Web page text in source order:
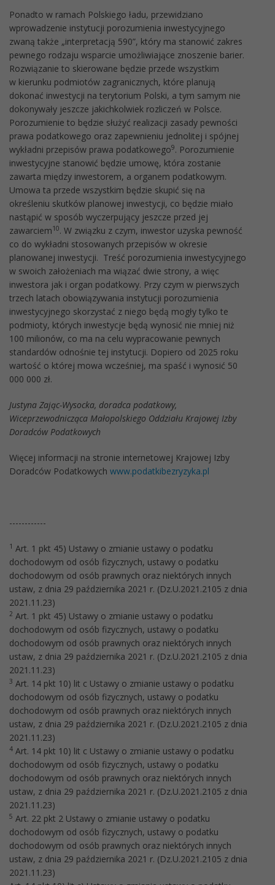
Ponadto w ramach Polskiego ładu, przewidziano
wprowadzenie instytucji porozumienia inwestycyjnego
zwaną także „interpretacją 590”, który ma stanowić zakres
pewnego rodzaju wsparcie umożliwiające znoszenie barier.
Rozwiązanie to skierowane będzie przede wszystkim
w kierunku podmiotów zagranicznych, które planują
dokonać inwestycji na terytorium Polski, a tym samym nie
dokonywały jeszcze jakichkolwiek rozliczeń w Polsce.
Porozumienie to będzie służyć realizacji zasady pewności
prawa podatkowego oraz zapewnieniu jednolitej i spójnej
wykładni przepisów prawa podatkowego9. Porozumienie
inwestycyjne stanowić będzie umowę, która zostanie
zawarta między inwestorem, a organem podatkowym.
Umowa ta przede wszystkim będzie skupić się na
określeniu skutków planowej inwestycji, co będzie miało
nastąpić w sposób wyczerpujący jeszcze przed jej
zawarciem10. W związku z czym, inwestor uzyska pewność
co do wykładni stosowanych przepisów w okresie
planowanej inwestycji. Treść porozumienia inwestycyjnego
w swoich założeniach ma wiązać dwie strony, a więc
inwestora jak i organ podatkowy. Przy czym w pierwszych
trzech latach obowiązywania instytucji porozumienia
inwestycyjnego skorzystać z niego będą mogły tylko te
podmioty, których inwestycje będą wynosić nie mniej niż
100 milionów, co ma na celu wypracowanie pewnych
standardów odnośnie tej instytucji. Dopiero od 2025 roku
wartość o której mowa wcześniej, ma spaść i wynosić 50
000 000 zł.
Justyna Zając-Wysocka, doradca podatkowy,
Wiceprzewodnicząca Małopolskiego Oddziału Krajowej Izby
Doradców Podatkowych
Więcej informacji na stronie internetowej Krajowej Izby
Doradców Podatkowych www.podatkibezryzyka.pl
------------
1 Art. 1 pkt 45) Ustawy o zmianie ustawy o podatku
dochodowym od osób fizycznych, ustawy o podatku
dochodowym od osób prawnych oraz niektórych innych
ustaw, z dnia 29 października 2021 r. (Dz.U.2021.2105 z dnia
2021.11.23)
2 Art. 1 pkt 45) Ustawy o zmianie ustawy o podatku
dochodowym od osób fizycznych, ustawy o podatku
dochodowym od osób prawnych oraz niektórych innych
ustaw, z dnia 29 października 2021 r. (Dz.U.2021.2105 z dnia
2021.11.23)
3 Art. 14 pkt 10) lit c Ustawy o zmianie ustawy o podatku
dochodowym od osób fizycznych, ustawy o podatku
dochodowym od osób prawnych oraz niektórych innych
ustaw, z dnia 29 października 2021 r. (Dz.U.2021.2105 z dnia
2021.11.23)
4 Art. 14 pkt 10) lit c Ustawy o zmianie ustawy o podatku
dochodowym od osób fizycznych, ustawy o podatku
dochodowym od osób prawnych oraz niektórych innych
ustaw, z dnia 29 października 2021 r. (Dz.U.2021.2105 z dnia
2021.11.23)
5 Art. 22 pkt 2 Ustawy o zmianie ustawy o podatku
dochodowym od osób fizycznych, ustawy o podatku
dochodowym od osób prawnych oraz niektórych innych
ustaw, z dnia 29 października 2021 r. (Dz.U.2021.2105 z dnia
2021.11.23)